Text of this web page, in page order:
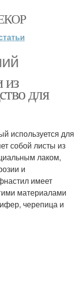
из
для
используется для
собой листы из
лаком,
и
имеет
материалами
черепица и